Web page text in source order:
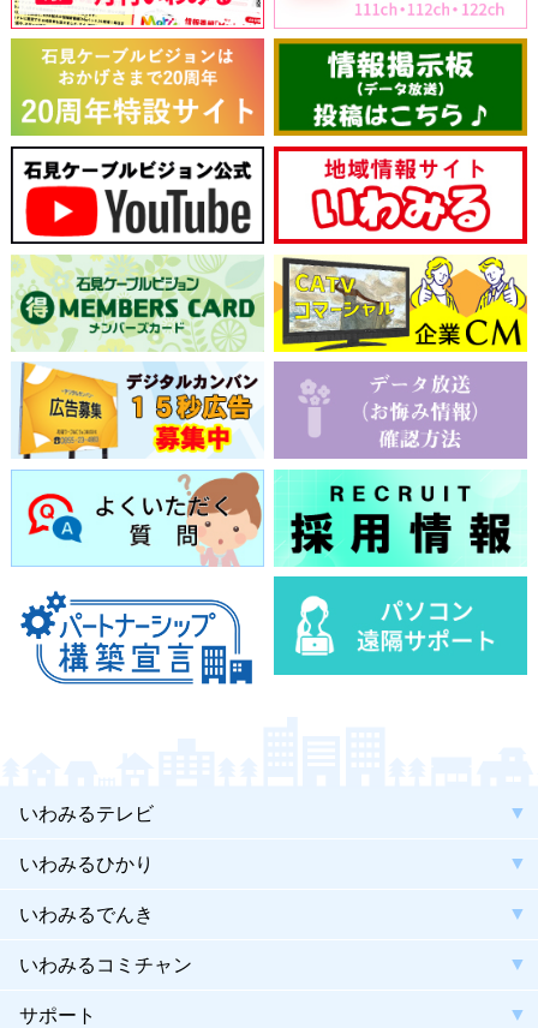
いわみるテレビ
いわみるひかり
いわみるでんき
いわみるコミチャン
サポート